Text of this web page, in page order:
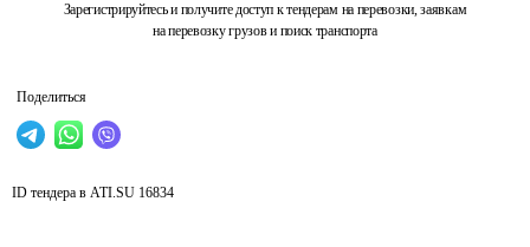
Зарегистрируйтесь и получите доступ к тендерам на перевозки, заявкам
на перевозку грузов и поиск транспорта
Поделиться
ID тендера в ATI.SU 16834